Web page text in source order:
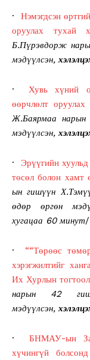
· Нэмэгдсэн
оруулах тухай
Б.Пүрэвдорж
мэдүүлсэн,
·Хувь хүний
өөрчлөлт
Ж.Баярмаа
мэдүүлсэн,
· Эрүүгийн
төсөл болон хамт
ын гишүүн
өдөр өргөн
хугацаа 60 минут/
· ““Төрөөс
хэрэгжилтийг
Их Хурлын
нарын 42
мэдүүлсэн,
· БНМАУ-ын
хүчингүй